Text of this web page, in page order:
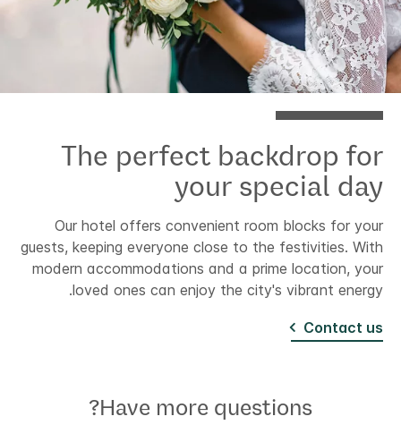
The perfect backdrop for
your special day
Our hotel offers convenient room blocks for your
guests, keeping everyone close to the festivities. With
modern accommodations and a prime location, your
loved ones can enjoy the city's vibrant energy.
Contact us
Have more questions?